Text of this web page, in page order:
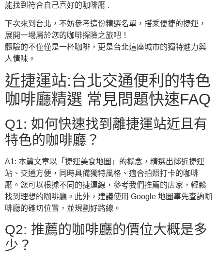
能找到符合自己喜好的咖啡廳 .
下次來到台北，不妨參考這份精選名單，搭乘便捷的捷運，
展開一場屬於您的咖啡探險之旅吧！
體驗的不僅僅是一杯咖啡，更是台北這座城市的獨特魅力與
人情味。
近捷運站:台北交通便利的特色
咖啡廳精選 常見問題快速FAQ
Q1: 如何快速找到離捷運站近且有
特色的咖啡廳？
A1: 本篇文章以「捷運美食地圖」的概念，精選出鄰近捷運
站、交通方便，同時具備獨特風格、適合拍照打卡的咖啡
廳。您可以根據不同的捷運線，參考我們推薦的店家，輕鬆
找到理想的咖啡廳。此外，建議使用 Google 地圖事先查詢咖
啡廳的確切位置，並規劃好路線。
Q2: 推薦的咖啡廳的價位大概是多
少？